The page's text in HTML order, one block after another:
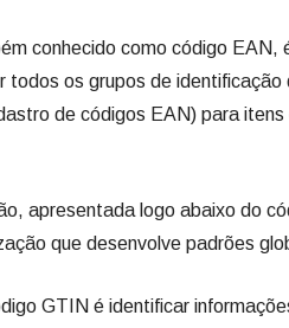
conhecido como código EAN,
todos os grupos de
de códigos EAN) para
apresentada logo abaixo do
que desenvolve padrões
GTIN é identificar